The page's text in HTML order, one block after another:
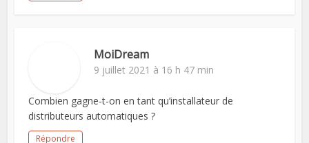
MoiDream
9 juillet 2021 à 16 h 47 min
Combien gagne-t-on en tant qu’installateur de
distributeurs automatiques ?
Répondre